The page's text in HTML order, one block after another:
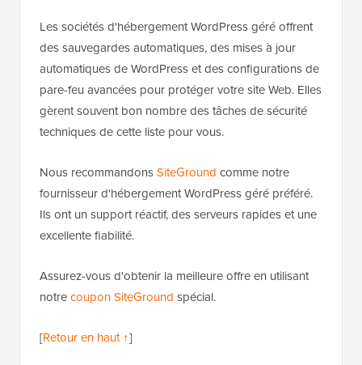
Les sociétés d'hébergement WordPress géré offrent
des sauvegardes automatiques, des mises à jour
automatiques de WordPress et des configurations de
pare-feu avancées pour protéger votre site Web. Elles
gèrent souvent bon nombre des tâches de sécurité
techniques de cette liste pour vous.
Nous recommandonsSiteGround comme notre
fournisseur d'hébergement WordPress géré préféré.
Ils ont un support réactif, des serveurs rapides et une
excellente fiabilité.
Assurez-vous d'obtenir la meilleure offre en utilisant
notrecoupon SiteGround spécial.
[Retour en haut ↑]